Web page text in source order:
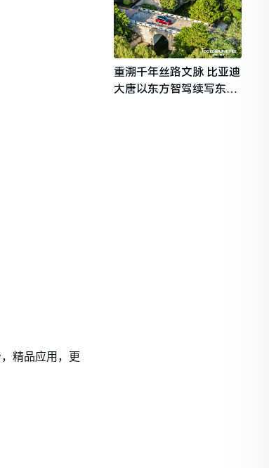
精品应用，更
重溯千年丝路文脉 比亚迪
大唐以东方智驾续写东西